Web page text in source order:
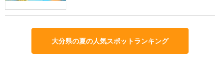
大分県の夏の人気スポットランキング